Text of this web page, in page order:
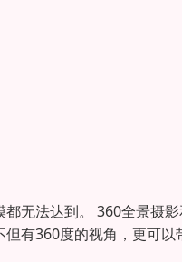
无法达到。 360全景摄
有360度的视角，更可以